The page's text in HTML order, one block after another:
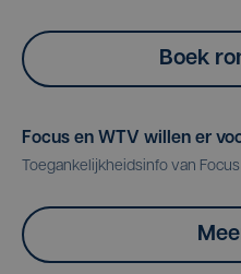
Boek
Focus en WTV willen er
Toegankelijkheidsinfo van